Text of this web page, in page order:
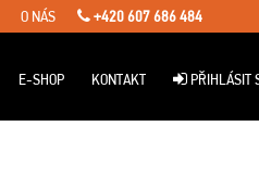
O NÁS +420 607 686 484
E-SHOP KONTAKT PŘIHLÁSIT